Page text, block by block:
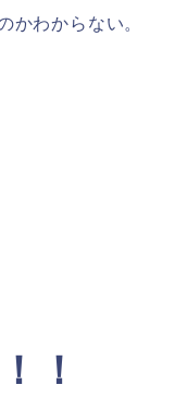
かわからない。
！